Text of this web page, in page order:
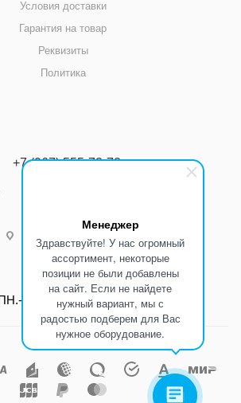
Менеджер
Здравствуйте! У нас огромный
ассортимент, некоторые
позиции не были добавлены
на сайт. Если не найдете
нужный вариант, мы с
радостью подберем для Вас
нужное оборудование.
Условия доставки
Гарантия на товар
Реквизиты
Политика
+7 (967) 555-73-72
г.Ростов-на-Дону
Режим работы:
ПТ.: С 8:00 до 17:00